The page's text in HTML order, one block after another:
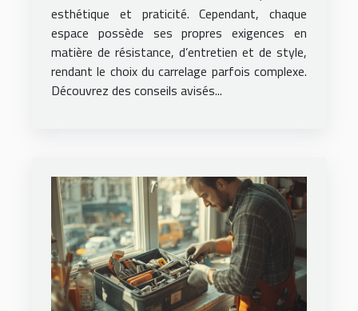
esthétique et praticité. Cependant, chaque
espace possède ses propres exigences en
matière de résistance, d’entretien et de style,
rendant le choix du carrelage parfois complexe.
Découvrez des conseils avisés...